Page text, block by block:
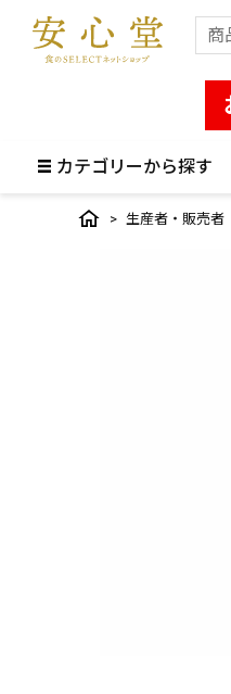
カテゴリーから探す
生産者・販売者